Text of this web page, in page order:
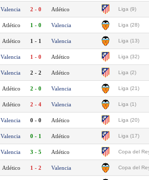
Valencia 2 - 0 Atlético Liga (9)
Atlético 1 - 0 Valencia Liga (28)
Atlético 1 - 1 Valencia Liga (13)
Valencia 1 - 0 Atlético Liga (32)
Valencia 2 - 2 Atlético Liga (2)
Atlético 2 - 0 Valencia Liga (21)
Atlético 2 - 4 Valencia Liga (1)
Valencia 0 - 0 Atlético Liga (20)
Valencia 0 - 1 Atlético Liga (17)
Valencia 3 - 5 Atlético Copa del
Atlético 1 - 2 Valencia Copa del